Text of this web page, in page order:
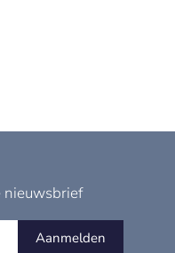
nieuwsbrief
Aanmelden